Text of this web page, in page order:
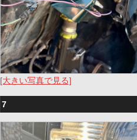
[大きい写真で見る]
7